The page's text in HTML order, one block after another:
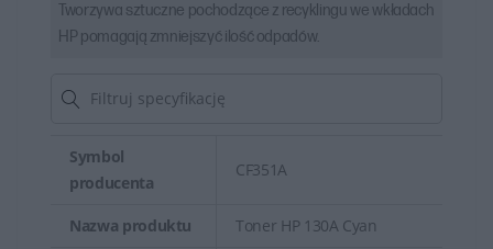
Tworzywa sztuczne pochodzące z recyklingu we wkładach
HP pomagają zmniejszyć ilość odpadów.
Symbol
producenta
CF351A
Nazwa produktu Toner HP 130A Cyan